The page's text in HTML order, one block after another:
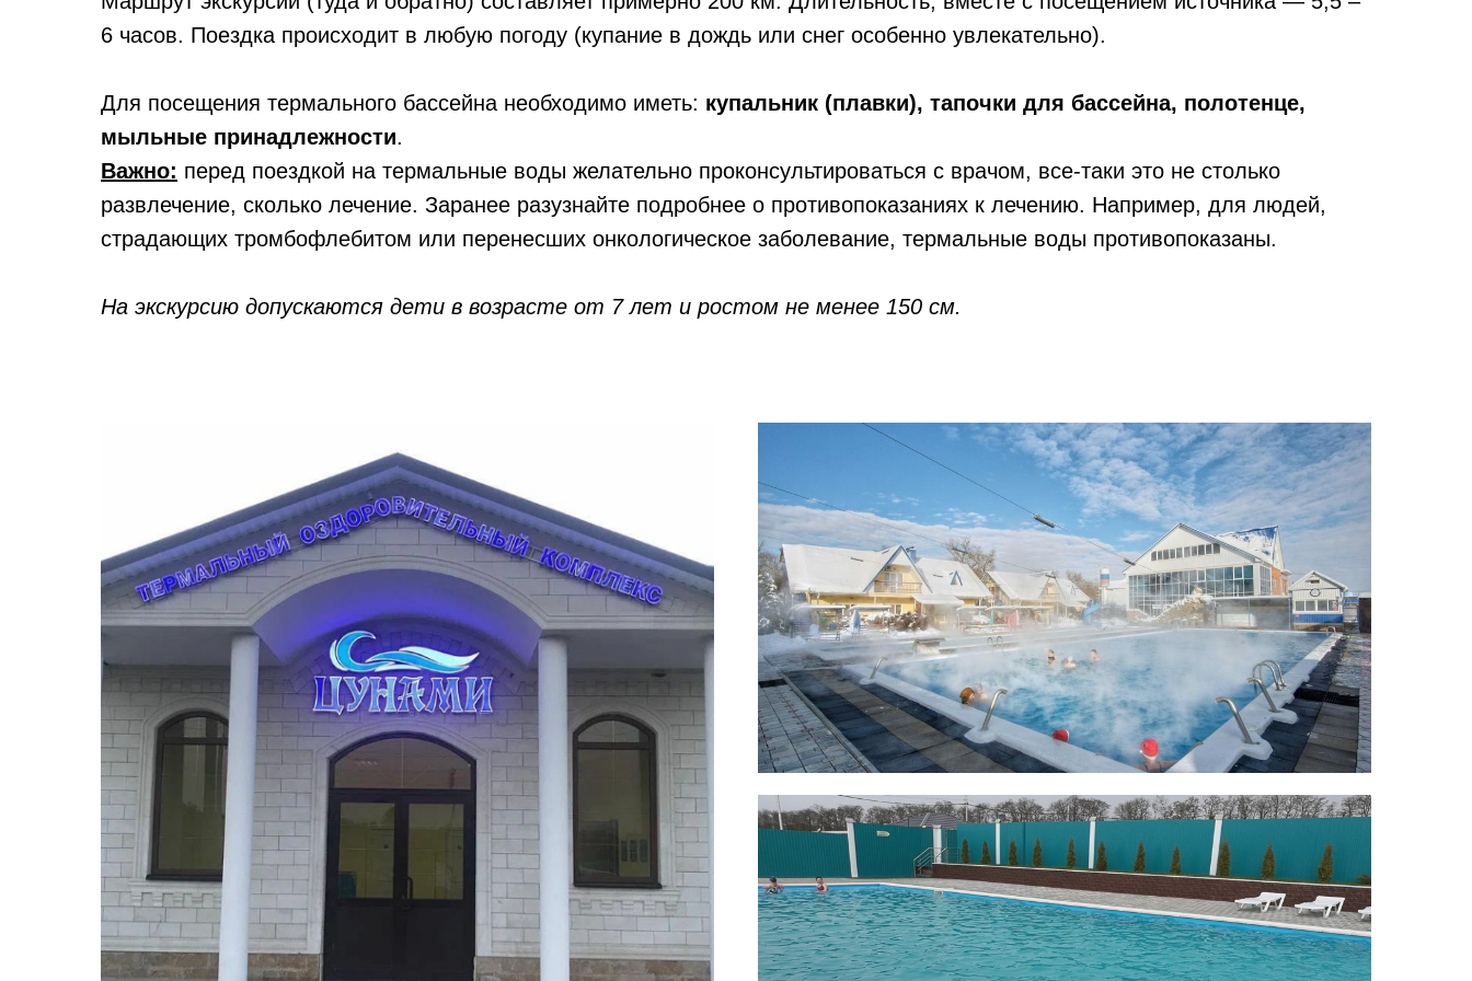
6 часов. Поездка происходит в любую погоду (купание в дождь или снег особенно увлекательно).
Для посещения термального бассейна необходимо иметь: купальник (плавки), тапочки для бассейна, полотенце,
мыльные принадлежности.
Важно: перед поездкой на термальные воды желательно проконсультироваться с врачом, все-таки это не столько
развлечение, сколько лечение. Заранее разузнайте подробнее о противопоказаниях к лечению. Например, для людей,
страдающих тромбофлебитом или перенесших онкологическое заболевание, термальные воды противопоказаны.
На экскурсию допускаются дети в возрасте от 7 лет и ростом не менее 150 см.